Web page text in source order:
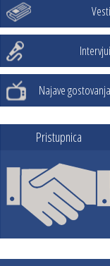
Aleksandar
Bratuncu
Vesti
Intervjui
Najave gostovanja
Pristupnica